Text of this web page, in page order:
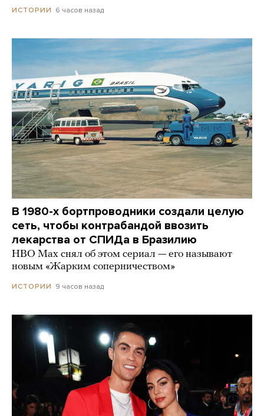
ИСТОРИИ 6 часов назад
В 1980-х бортпроводники создали целую
сеть, чтобы контрабандой ввозить
лекарства от СПИДа в Бразилию
HBO Max снял об этом сериал — его называют
новым «Жарким соперничеством»
ИСТОРИИ 9 часов назад